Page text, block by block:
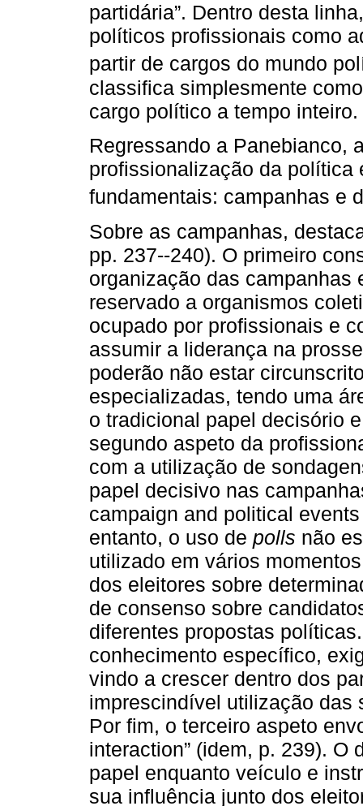
partidária”. Dentro desta
políticos profissionais como
partir de cargos do mundo
classifica simplesmente
cargo político a tempo inteiro.
Regressando a Panebianco,
profissionalização da
fundamentais: campanhas e
Sobre as campanhas,
pp. 237--240). O primeiro
organização das campanhas
reservado a organismos
ocupado por profissionais e
assumir a liderança na
poderão não estar
especializadas, tendo uma
o tradicional papel decisório
segundo aspeto da
com a utilização de
papel decisivo nas
campaign and political
entanto, o uso de polls não
utilizado em vários
dos eleitores sobre
de consenso sobre
diferentes propostas
conhecimento específico,
vindo a crescer dentro dos
imprescindível utilização das
Por fim, o terceiro aspeto
interaction” (idem, p. 239).
papel enquanto veículo e
sua influência junto dos